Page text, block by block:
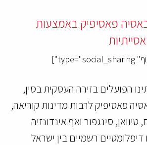
פאסיפיק באמצעות
הפועלים בזירה העסקית בסין,
פאסיפיק לרבות מדינות קוריאה,
טיוואן, סינגפור ואף אינדונזיה
רשמיים בין ישראל